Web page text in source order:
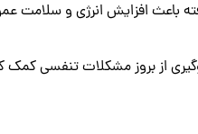
افزایش انرژی و سلامت
از بروز مشکلات تنفسی کمک